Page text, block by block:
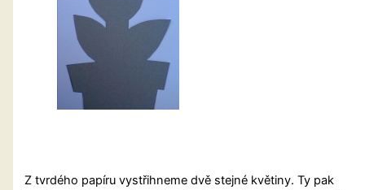
Z tvrdého papíru vystřihneme dvě stejné květiny. Ty pak